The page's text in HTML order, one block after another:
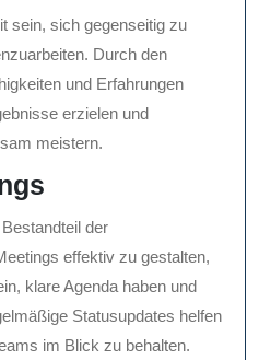
sein, sich gegenseitig zu
Durch den
und Erfahrungen
erzielen und
meistern.
der
effektiv zu gestalten,
klare Agenda haben und
Statusupdates helfen
im Blick zu behalten.